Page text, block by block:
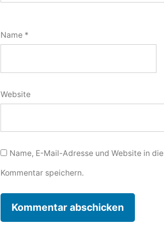
Name *
Website
Name, E-Mail-Adresse und Website in
Kommentar speichern.